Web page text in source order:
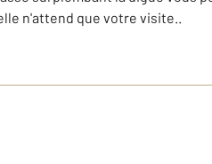
n'attend que votre visite..